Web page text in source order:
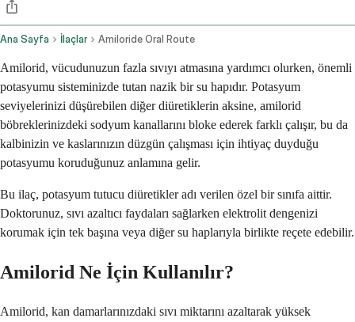
Ana Sayfa İlaçlar Amiloride Oral Route
Amilorid, vücudunuzun fazla sıvıyı atmasına yardımcı olurken, önemli
potasyumu sisteminizde tutan nazik bir su hapıdır. Potasyum
seviyelerinizi düşürebilen diğer diüretiklerin aksine, amilorid
böbreklerinizdeki sodyum kanallarını bloke ederek farklı çalışır, bu da
kalbinizin ve kaslarınızın düzgün çalışması için ihtiyaç duyduğu
potasyumu koruduğunuz anlamına gelir.
Bu ilaç, potasyum tutucu diüretikler adı verilen özel bir sınıfa aittir.
Doktorunuz, sıvı azaltıcı faydaları sağlarken elektrolit dengenizi
korumak için tek başına veya diğer su haplarıyla birlikte reçete edebilir.
Amilorid Ne İçin Kullanılır?
Amilorid, kan damarlarınızdaki sıvı miktarını azaltarak yüksek